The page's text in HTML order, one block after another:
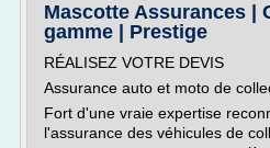
Mascotte Assurances |
gamme | Prestige
RÉALISEZ VOTRE DEVIS
Assurance auto et moto de
Fort d'une vraie expertise
l'assurance des véhicules de